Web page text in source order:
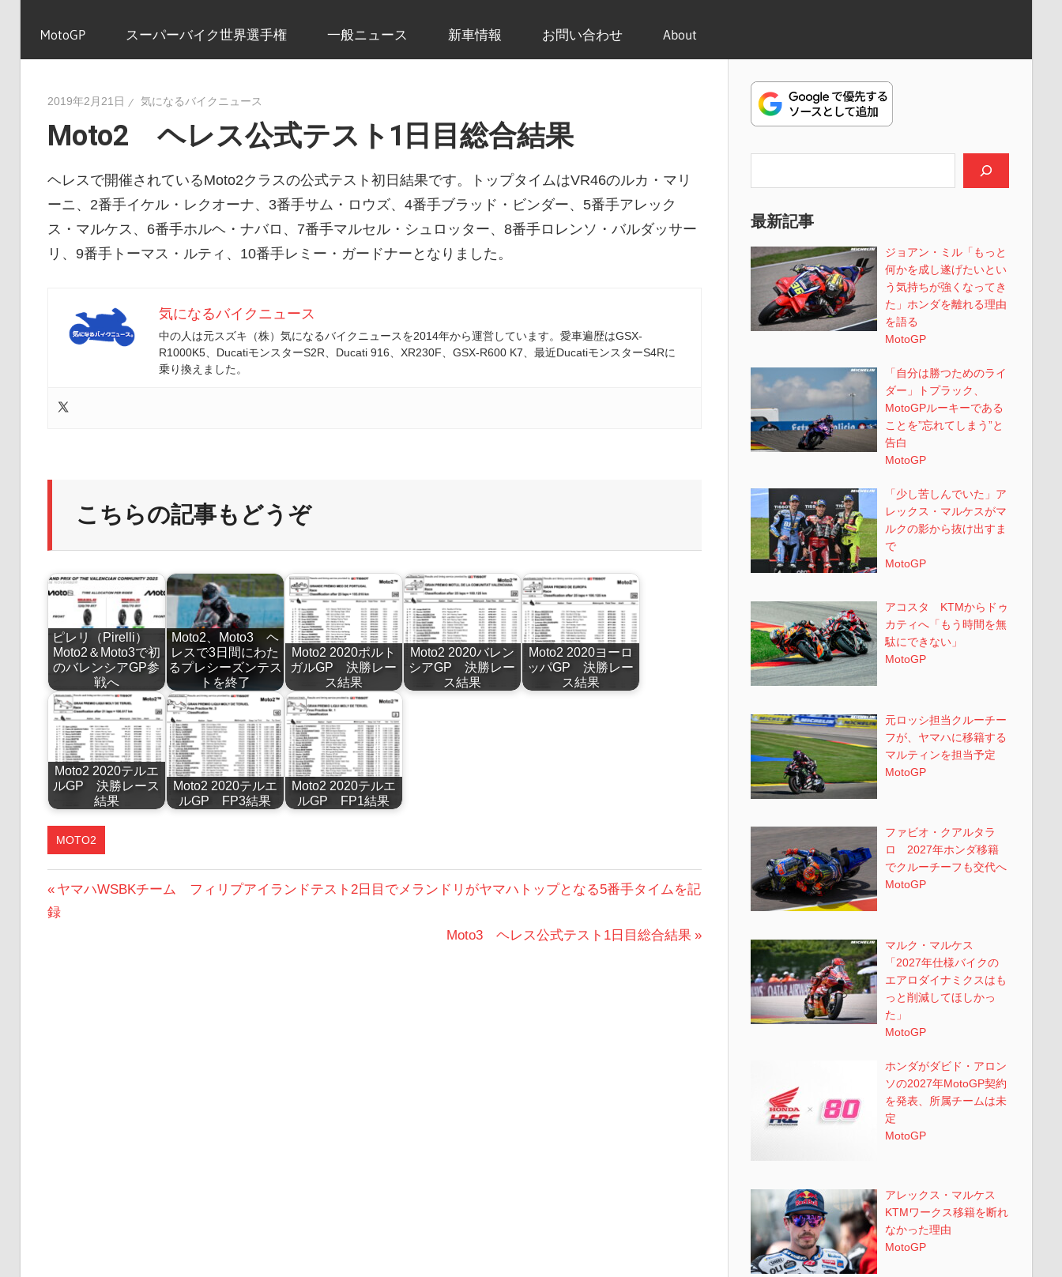
イ
ニ
ュ
ー
ス
MotoGP スーパーバイク世界選手権 一般ニュース 新車情報 お問い合わせ About
2019年2月21日 気になるバイクニュース
Moto2 ヘレス公式テスト1日目総合結果
ヘレスで開催されているMoto2クラスの公式テスト初日結果です。トップタイムはVR46のルカ・マリ
ーニ、2番手イケル・レクオーナ、3番手サム・ロウズ、4番手ブラッド・ビンダー、5番手アレック
ス・マルケス、6番手ホルヘ・ナバロ、7番手マルセル・シュロッター、8番手ロレンソ・バルダッサー
リ、9番手トーマス・ルティ、10番手レミー・ガードナーとなりました。
気になるバイクニュース
中の人は元スズキ（株）気になるバイクニュースを2014年から運営しています。愛車遍歴はGSX-
R1000K5、DucatiモンスターS2R、Ducati 916、XR230F、GSX-R600 K7、最近DucatiモンスターS4Rに
乗り換えました。
こちらの記事もどうぞ
ピレリ（Pirelli）
Moto2＆Moto3で初
のバレンシアGP参
戦へ
Moto2、Moto3 ヘ
レスで3日間にわた
るプレシーズンテス
トを終了
Moto2 2020ポルト
ガルGP 決勝レー
ス結果
Moto2 2020バレン
シアGP 決勝レー
ス結果
Moto2 2020ヨーロ
ッパGP 決勝レー
ス結果
Moto2 2020テルエ
ルGP 決勝レース
結果
Moto2 2020テルエ
ルGP FP3結果
Moto2 2020テルエ
ルGP FP1結果
MOTO2
投
稿
前
の
ヤマハWSBKチーム フィリプアイランドテスト2日目でメランドリがヤマハトップとなる5番手タイムを記
録
次
Moto3 ヘレス公式テスト1日目総合結果
最新記事
ジョアン・ミル「もっと
何かを成し遂げたいとい
う気持ちが強くなってき
た」ホンダを離れる理由
を語る
MotoGP
「自分は勝つためのライ
ダー」トプラック、
MotoGPルーキーである
ことを”忘れてしまう”と
告白
MotoGP
「少し苦しんでいた」ア
レックス・マルケスがマ
ルクの影から抜け出すま
で
MotoGP
アコスタ KTMからドゥ
カティへ「もう時間を無
駄にできない」
MotoGP
元ロッシ担当クルーチー
フが、ヤマハに移籍する
マルティンを担当予定
MotoGP
ファビオ・クアルタラ
ロ 2027年ホンダ移籍
でクルーチーフも交代へ
MotoGP
マルク・マルケス
「2027年仕様バイクの
エアロダイナミクスはも
っと削減してほしかっ
た」
MotoGP
ホンダがダビド・アロン
ソの2027年MotoGP契約
を発表、所属チームは未
定
MotoGP
アレックス・マルケス
KTMワークス移籍を断れ
なかった理由
MotoGP